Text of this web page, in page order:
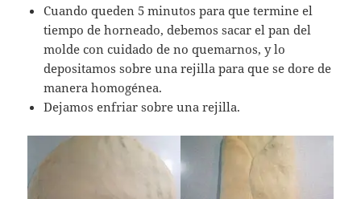
Cuando queden 5 minutos para que termine el
tiempo de horneado, debemos sacar el pan del
molde con cuidado de no quemarnos, y lo
depositamos sobre una rejilla para que se dore de
manera homogénea.
Dejamos enfriar sobre una rejilla.